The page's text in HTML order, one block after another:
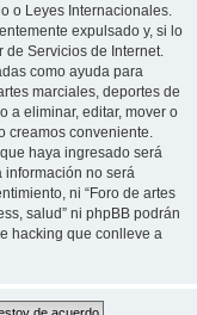
o Leyes Internacionales.
expulsado y, si lo
de Servicios de Internet.
como ayuda para
marciales, deportes de
a eliminar, editar, mover o
creamos conveniente.
haya ingresado será
información no será
ni “Foro de artes
salud” ni phpBB podrán
hacking que conlleve a